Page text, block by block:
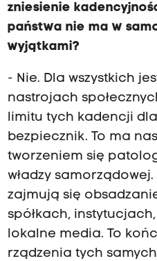
zniesienie
państwa nie ma w
wyjątkami?
- Nie. Dla wszystkich
nastrojach
limitu tych kadencji
bezpiecznik. To ma
tworzeniem się
władzy
zajmują się
spółkach,
lokalne media. To
rządzenia tych